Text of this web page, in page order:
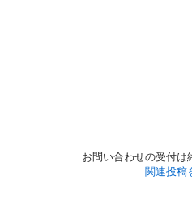
お問い合わせの受付は
関連投稿